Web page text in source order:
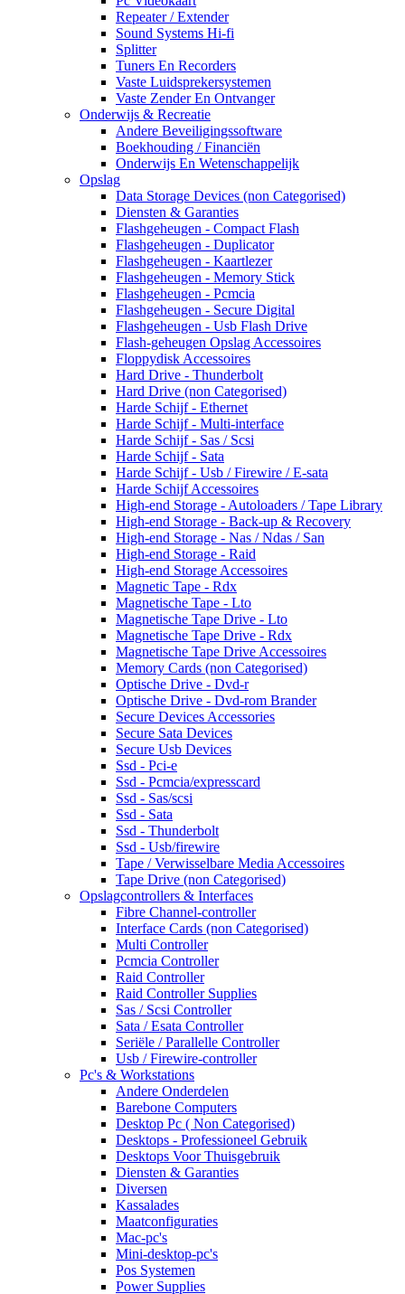
Repeater / Extender
Sound Systems Hi-fi
Splitter
Tuners En Recorders
Vaste Luidsprekersystemen
Vaste Zender En Ontvanger
Onderwijs & Recreatie
Andere Beveiligingssoftware
Boekhouding / Financiën
Onderwijs En Wetenschappelijk
Opslag
Data Storage Devices (non Categorised)
Diensten & Garanties
Flashgeheugen - Compact Flash
Flashgeheugen - Duplicator
Flashgeheugen - Kaartlezer
Flashgeheugen - Memory Stick
Flashgeheugen - Pcmcia
Flashgeheugen - Secure Digital
Flashgeheugen - Usb Flash Drive
Flash-geheugen Opslag Accessoires
Floppydisk Accessoires
Hard Drive - Thunderbolt
Hard Drive (non Categorised)
Harde Schijf - Ethernet
Harde Schijf - Multi-interface
Harde Schijf - Sas / Scsi
Harde Schijf - Sata
Harde Schijf - Usb / Firewire / E-sata
Harde Schijf Accessoires
High-end Storage - Autoloaders / Tape Library
High-end Storage - Back-up & Recovery
High-end Storage - Nas / Ndas / San
High-end Storage - Raid
High-end Storage Accessoires
Magnetic Tape - Rdx
Magnetische Tape - Lto
Magnetische Tape Drive - Lto
Magnetische Tape Drive - Rdx
Magnetische Tape Drive Accessoires
Memory Cards (non Categorised)
Optische Drive - Dvd-r
Optische Drive - Dvd-rom Brander
Secure Devices Accessories
Secure Sata Devices
Secure Usb Devices
Ssd - Pci-e
Ssd - Pcmcia/expresscard
Ssd - Sas/scsi
Ssd - Sata
Ssd - Thunderbolt
Ssd - Usb/firewire
Tape / Verwisselbare Media Accessoires
Tape Drive (non Categorised)
Opslagcontrollers & Interfaces
Fibre Channel-controller
Interface Cards (non Categorised)
Multi Controller
Pcmcia Controller
Raid Controller
Raid Controller Supplies
Sas / Scsi Controller
Sata / Esata Controller
Seriële / Parallelle Controller
Usb / Firewire-controller
Pc's & Workstations
Andere Onderdelen
Barebone Computers
Desktop Pc ( Non Categorised)
Desktops - Professioneel Gebruik
Desktops Voor Thuisgebruik
Diensten & Garanties
Diversen
Kassalades
Maatconfiguraties
Mac-pc's
Mini-desktop-pc's
Pos Systemen
Power Supplies